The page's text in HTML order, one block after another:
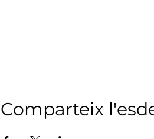
Comparteix